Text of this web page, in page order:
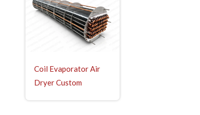
Coil Evaporator Air
Dryer Custom